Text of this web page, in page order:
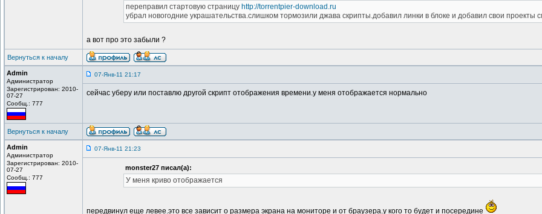
переправил стартовую страницу http://torrentpier-download.ru
убрал новогодние украшательства.слишком тормозили джава скрипты.добавил линки в блоке и добавил свои проекты
а вот про это забыли ?
Вернуться к началу
Admin
Администратор
Зарегистрирован: 2010-
07-27
Сообщ.: 777
07-Янв-11 21:17
сейчас уберу или поставлю другой скрипт отображения времени.у меня отображается нормально
Вернуться к началу
Admin
Администратор
Зарегистрирован: 2010-
07-27
Сообщ.: 777
07-Янв-11 21:23
monster27 писал(а):
У меня криво отображается
передвинул еще левее.это все зависит о размера экрана на мониторе и от браузера.у кого то будет и посередине